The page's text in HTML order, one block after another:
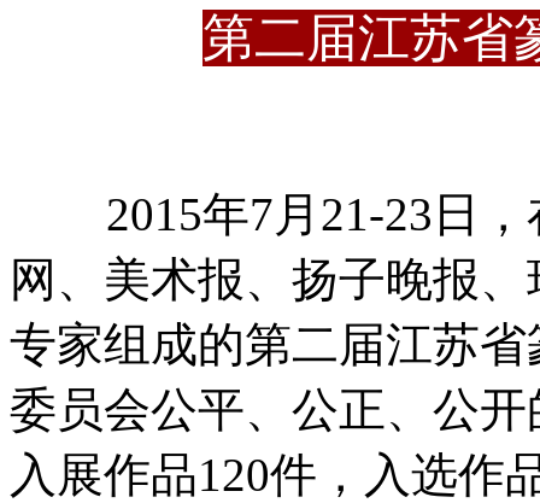
第二届江苏省
2015年7月21-23日，
网、美术报、 扬子晚报
专家组成的第二届江苏
委员会公平、公正、公
入展作品120件，入选作